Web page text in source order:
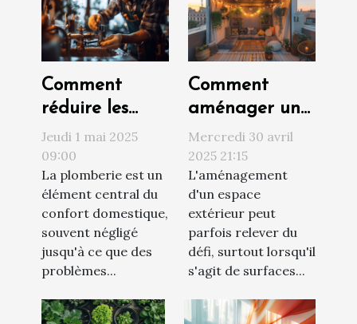
Comment
réduire les
risques de
problèmes de
plomberie chez
soi
Jeudi 1 mai 2025
09:00
La plomberie est un
élément central du
confort domestique,
souvent négligé
jusqu'à ce que des
problèmes...
Comment
aménager un
petit espace
extérieur des
astuces pour
optimiser
chaque mètre
carré
Mercredi 30 avril
2025 21:15
L'aménagement
d'un espace
extérieur peut
parfois relever du
défi, surtout lorsqu'il
s'agit de surfaces...